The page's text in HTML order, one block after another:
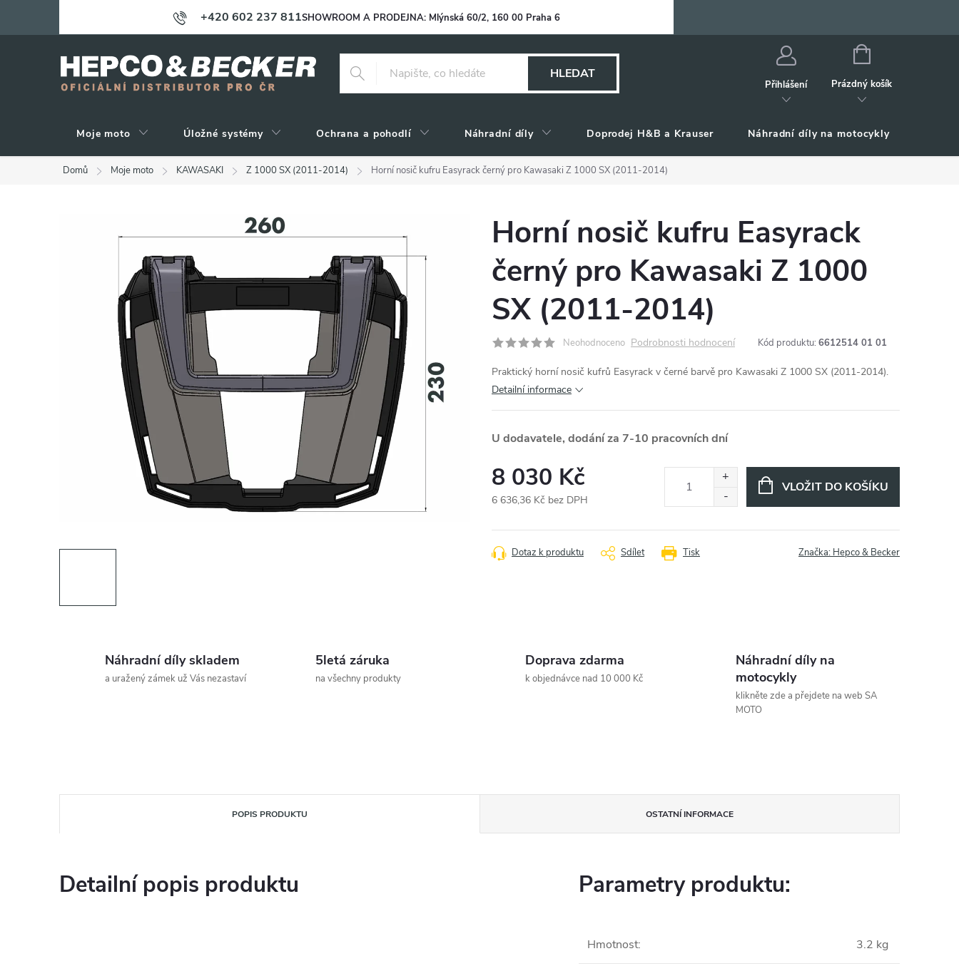
+420 602 237 811SHOWROOM A PRODEJNA: Mlýnská 60/2, 160 00 Praha 6
HLEDAT
Přihlášení
NÁKUPNÍ
Prázdný košík
Moje moto Úložné systémy Ochrana a pohodlí Náhradní díly Doprodej H&B a Krauser Náhradní díly na motocykly
Domů Moje moto KAWASAKI Z 1000 SX (2011-2014) Horní nosič kufru Easyrack černý pro Kawasaki Z 1000 SX (2011-2014)
Horní nosič kufru Easyrack
černý pro Kawasaki Z 1000
SX (2011-2014)
Neohodnoceno Podrobnosti hodnocení Kód produktu: 6612514 01 01
Praktický horní nosič kufrů Easyrack v černé barvě pro Kawasaki Z 1000 SX (2011-2014).
Detailní informace
U dodavatele, dodání za 7-10 pracovních dní
8 030 Kč
6 636,36 Kč bez DPH
cena:
VLOŽIT DO KOŠÍKU
Tisk
Dotaz k produktu Sdílet Značka: Hepco & Becker
Náhradní díly skladem
a uražený zámek už Vás nezastaví
5letá záruka
na všechny produkty
Doprava zdarma
k objednávce nad 10 000 Kč
Náhradní díly na
motocykly
klikněte zde a přejdete na web SA
MOTO
POPIS PRODUKTU OSTATNÍ INFORMACE
Detailní popis produktu Parametry produktu:
Hmotnost: 3.2 kg